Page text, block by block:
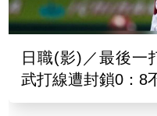
日職(影)／最後一
武打線遭封鎖0：8